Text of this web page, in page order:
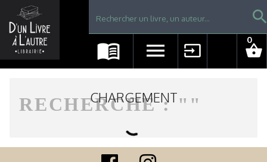
Librairie D'un livre à l'autre - Avranches
menu_book menu input shopping_basket
0
RECHERCHE : " "
CHARGEMENT